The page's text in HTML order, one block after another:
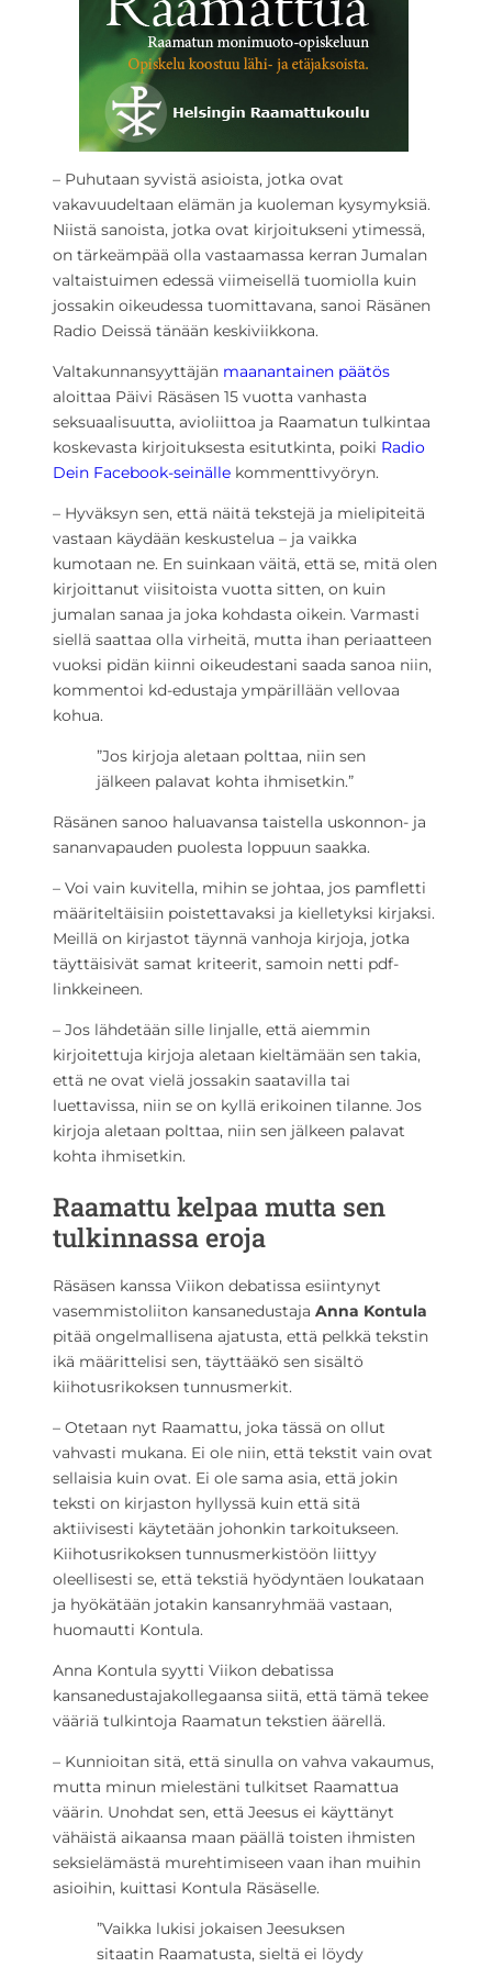
­– Puhutaan syvistä asioista, jotka ovat
vakavuudeltaan elämän ja kuoleman kysymyksiä.
Niistä sanoista, jotka ovat kirjoitukseni ytimessä,
on tärkeämpää olla vastaamassa kerran Jumalan
valtaistuimen edessä viimeisellä tuomiolla kuin
jossakin oikeudessa tuomittavana, sanoi Räsänen
Radio Deissä tänään keskiviikkona.
Valtakunnansyyttäjän maanantainen päätös
aloittaa Päivi Räsäsen 15 vuotta vanhasta
seksuaalisuutta, avioliittoa ja Raamatun tulkintaa
koskevasta kirjoituksesta esitutkinta, poiki Radio
Dein Facebook-seinälle kommenttivyöryn.
– Hyväksyn sen, että näitä tekstejä ja mielipiteitä
vastaan käydään keskustelua – ja vaikka
kumotaan ne. En suinkaan väitä, että se, mitä olen
kirjoittanut viisitoista vuotta sitten, on kuin
jumalan sanaa ja joka kohdasta oikein. Varmasti
siellä saattaa olla virheitä, mutta ihan periaatteen
vuoksi pidän kiinni oikeudestani saada sanoa niin,
kommentoi kd-edustaja ympärillään vellovaa
kohua.
”Jos kirjoja aletaan polttaa, niin sen
jälkeen palavat kohta ihmisetkin.”
Räsänen sanoo haluavansa taistella uskonnon- ja
sananvapauden puolesta loppuun saakka.
– Voi vain kuvitella, mihin se johtaa, jos pamfletti
määriteltäisiin poistettavaksi ja kielletyksi kirjaksi.
Meillä on kirjastot täynnä vanhoja kirjoja, jotka
täyttäisivät samat kriteerit, samoin netti pdf-
linkkeineen.
– Jos lähdetään sille linjalle, että aiemmin
kirjoitettuja kirjoja aletaan kieltämään sen takia,
että ne ovat vielä jossakin saatavilla tai
luettavissa, niin se on kyllä erikoinen tilanne. Jos
kirjoja aletaan polttaa, niin sen jälkeen palavat
kohta ihmisetkin.
Raamattu kelpaa mutta sen
tulkinnassa eroja
Räsäsen kanssa Viikon debatissa esiintynyt
vasemmistoliiton kansanedustaja Anna Kontula
pitää ongelmallisena ajatusta, että pelkkä tekstin
ikä määrittelisi sen, täyttääkö sen sisältö
kiihotusrikoksen tunnusmerkit.
­– Otetaan nyt Raamattu, joka tässä on ollut
vahvasti mukana. Ei ole niin, että tekstit vain ovat
sellaisia kuin ovat. Ei ole sama asia, että jokin
teksti on kirjaston hyllyssä kuin että sitä
aktiivisesti käytetään johonkin tarkoitukseen.
Kiihotusrikoksen tunnusmerkistöön liittyy
oleellisesti se, että tekstiä hyödyntäen loukataan
ja hyökätään jotakin kansanryhmää vastaan,
huomautti Kontula.
Anna Kontula syytti Viikon debatissa
kansanedustajakollegaansa siitä, että tämä tekee
vääriä tulkintoja Raamatun tekstien äärellä.
– Kunnioitan sitä, että sinulla on vahva vakaumus,
mutta minun mielestäni tulkitset Raamattua
väärin. Unohdat sen, että Jeesus ei käyttänyt
vähäistä aikaansa maan päällä toisten ihmisten
seksielämästä murehtimiseen vaan ihan muihin
asioihin, kuittasi Kontula Räsäselle.
”Vaikka lukisi jokaisen Jeesuksen
sitaatin Raamatusta, sieltä ei löydy